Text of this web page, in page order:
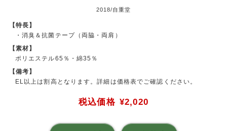
2018/自重堂
【特長】
・消臭＆抗菌テープ（両脇・両肩）
【素材】
ポリエステル65％・綿35％
【備考】
EL以上は割高となります。詳細は価格表でご確認ください。
税込価格 ¥2,020